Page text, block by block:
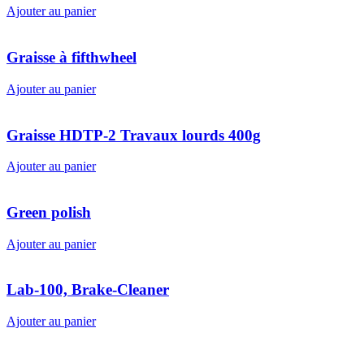
Ajouter au panier
Graisse à fifthwheel
Ajouter au panier
Graisse HDTP-2 Travaux lourds 400g
Ajouter au panier
Green polish
Ajouter au panier
Lab-100, Brake-Cleaner
Ajouter au panier